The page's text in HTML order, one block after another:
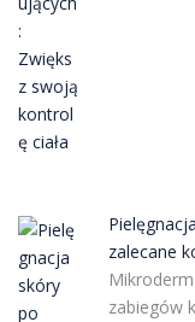
zalecane
zabiegów